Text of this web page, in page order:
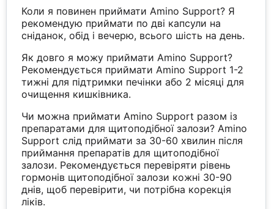
Коли я повинен приймати Amino Support? Я
рекомендую приймати по дві капсули на
сніданок, обід і вечерю, всього шість на день.
Як довго я можу приймати Amino Support?
Рекомендується приймати Amino Support 1-2
тижні для підтримки печінки або 2 місяці для
очищення кишківника.
Чи можна приймати Amino Support разом із
препаратами для щитоподібної залози? Amino
Support слід приймати за 30-60 хвилин після
приймання препаратів для щитоподібної
залози. Рекомендується перевіряти рівень
гормонів щитоподібної залози кожні 30-90
днів, щоб перевірити, чи потрібна корекція
ліків.